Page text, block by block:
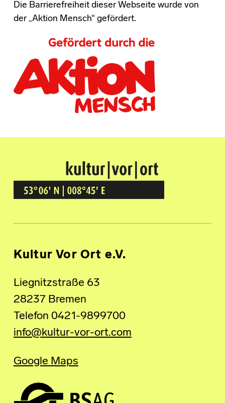
Die Barrierefreiheit dieser Webseite wurde von
der „Aktion Mensch“ gefördert.
Kultur Vor Ort
BREMEN GRÖPELINGEN
Kultur Vor Ort e.V.
Liegnitzstraße 63
28237 Bremen
Telefon 0421-9899700
info@kultur-vor-ort.com
Google Maps